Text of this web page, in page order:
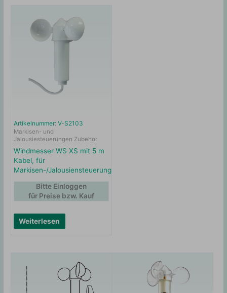
Artikelnummer: V-S2103
Markisen- und
Jalousiesteuerungen Zubehör
Windmesser WS XS mit 5 m
Kabel, für
Markisen-/Jalousiensteuerung
Weiterlesen
Bitte Einloggen
für Preise bzw. Kauf